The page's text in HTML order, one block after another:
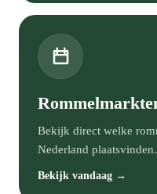
Bekijk direct welke
Nederland plaatsvinden.
Bekijk vandaag →